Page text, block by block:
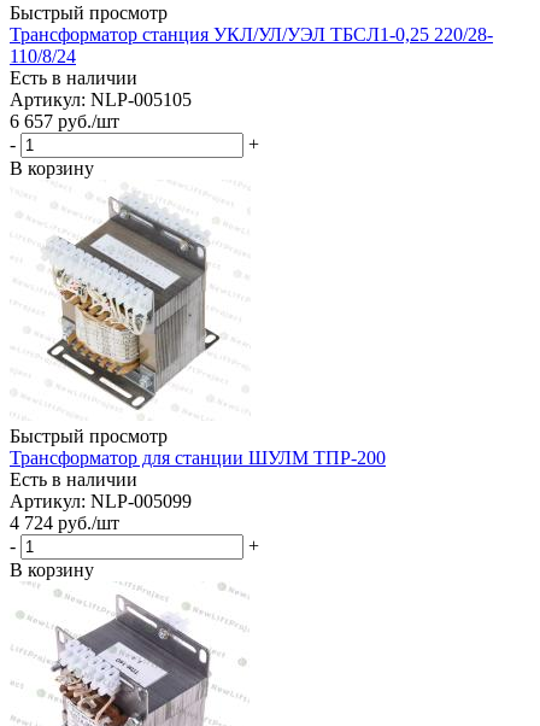
Быстрый просмотр
Трансформатор станция УКЛ/УЛ/УЭЛ ТБСЛ1-0,25 220/28-
110/8/24
Есть в наличии
Артикул: NLP-005105
6 657 руб./шт
-
+
В корзину
Быстрый просмотр
Трансформатор для станции ШУЛМ ТПР-200
Есть в наличии
Артикул: NLP-005099
4 724 руб./шт
-
+
В корзину